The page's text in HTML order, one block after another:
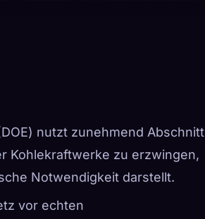
nutzt zunehmend Abschnitt
Kohlekraftwerke zu erzwingen,
Notwendigkeit darstellt.
vor echten